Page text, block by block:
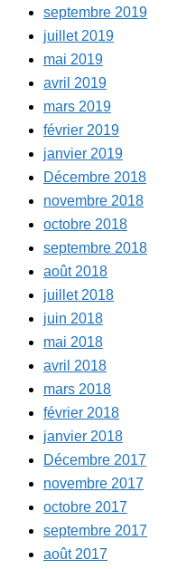
septembre 2019
juillet 2019
mai 2019
avril 2019
mars 2019
février 2019
janvier 2019
Décembre 2018
novembre 2018
octobre 2018
septembre 2018
août 2018
juillet 2018
juin 2018
mai 2018
avril 2018
mars 2018
février 2018
janvier 2018
Décembre 2017
novembre 2017
octobre 2017
septembre 2017
août 2017